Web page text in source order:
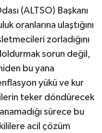
(ALTSO) Başkanı
oranlarına ulaştığını
zorladığını
sorun değil,
bu yana
yükü ve kur
teker döndürecek
sürece bu
acil çözüm